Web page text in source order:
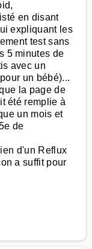
en disant
expliquant les
test sans
5 minutes de
avec un
un bébé)...
la page de
été remplie à
un mois et
de
d'un Reflux
a suffit pour